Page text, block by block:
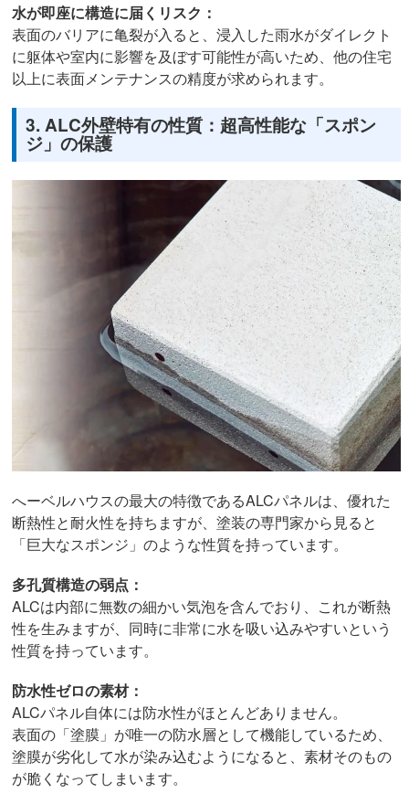
水が即座に構造に届くリスク：
表面のバリアに亀裂が入ると、浸入した雨水がダイレクト
に躯体や室内に影響を及ぼす可能性が高いため、他の住宅
以上に表面メンテナンスの精度が求められます。
3. ALC外壁特有の性質：超高性能な「スポン
ジ」の保護
へーベルハウスの最大の特徴であるALCパネルは、優れた
断熱性と耐火性を持ちますが、塗装の専門家から見ると
「巨大なスポンジ」のような性質を持っています。
多孔質構造の弱点：
ALCは内部に無数の細かい気泡を含んでおり、これが断熱
性を生みますが、同時に非常に水を吸い込みやすいという
性質を持っています。
防水性ゼロの素材：
ALCパネル自体には防水性がほとんどありません。
表面の「塗膜」が唯一の防水層として機能しているため、
塗膜が劣化して水が染み込むようになると、素材そのもの
が脆くなってしまいます。